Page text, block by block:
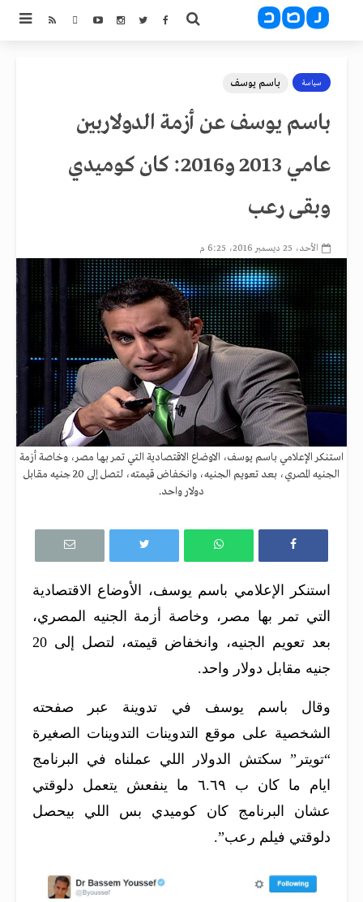
سياسة باسم يوسف
باسم يوسف عن أزمة الدولاربين
عامي 2013 و2016: كان كوميدي
وبقى رعب
الأحد، 25 ديسمبر 2016، 6:25 م
استنكر الإعلامي باسم يوسف، الاوضاع الاقتصادية التي تمر بها مصر، وخاصة أزمة
الجنيه المصري، بعد تعويم الجنيه، وانخفاض قيمته، لتصل إلى 20 جنيه مقابل
دولار واحد.
استنكر الإعلامي باسم يوسف، الأوضاع الاقتصادية
التي تمر بها مصر، وخاصة أزمة الجنيه المصري،
بعد تعويم الجنيه، وانخفاض قيمته، لتصل إلى 20
جنيه مقابل دولار واحد.
وقال باسم يوسف في تدوينة عبر صفحته
الشخصية على موقع التدوينات التدوينات الصغيرة
“تويتر” سكتش الدولار اللي عملناه في البرنامج
ايام ما كان ب ٦.٦٩ ما ينفعش يتعمل دلوقتي
عشان البرنامج كان كوميدي بس اللي بيحصل
دلوقتي فيلم رعب”.